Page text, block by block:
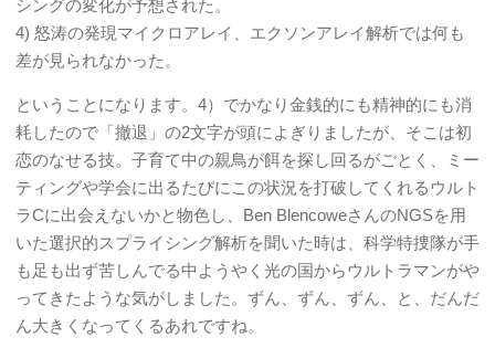
シングの変化が予想された。
4) 怒涛の発現マイクロアレイ、エクソンアレイ解析では何も
差が見られなかった。
ということになります。4）でかなり金銭的にも精神的にも消
耗したので「撤退」の2文字が頭によぎりましたが、そこは初
恋のなせる技。子育て中の親鳥が餌を探し回るがごとく、ミー
ティングや学会に出るたびにこの状況を打破してくれるウルト
ラCに出会えないかと物色し、Ben BlencoweさんのNGSを用
いた選択的スプライシング解析を聞いた時は、科学特捜隊が手
も足も出ず苦しんでる中ようやく光の国からウルトラマンがや
ってきたような気がしました。ずん、ずん、ずん、と、だんだ
ん大きくなってくるあれですね。